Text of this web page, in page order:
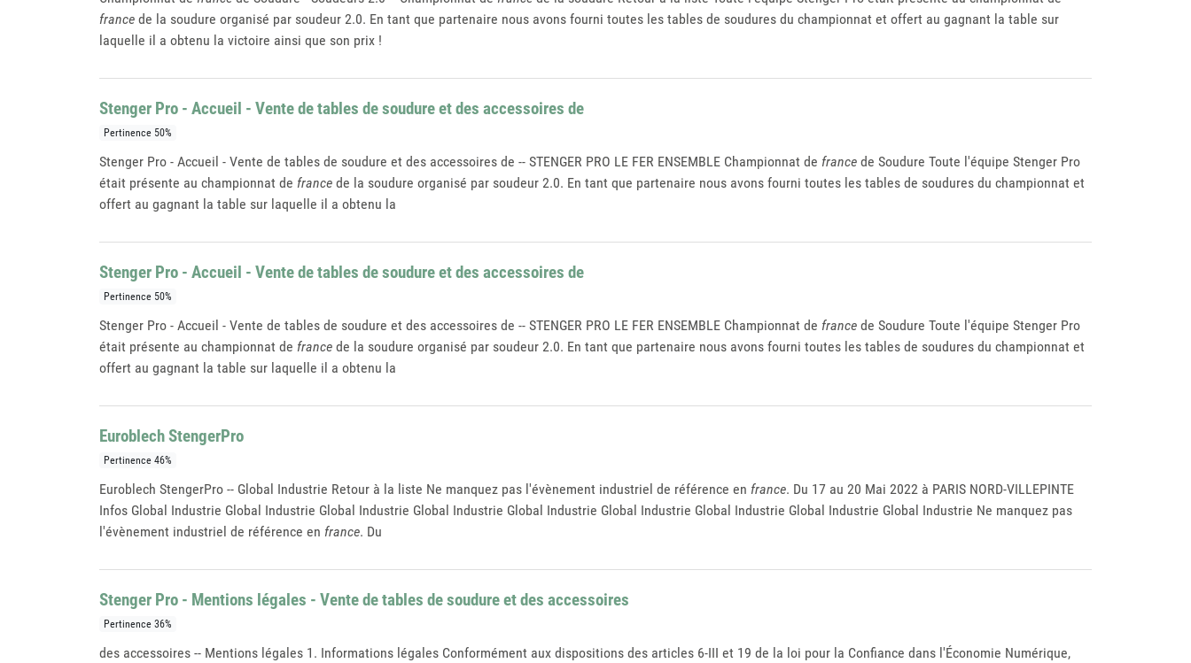
france de la soudure organisé par soudeur 2.0. En tant que partenaire nous avons fourni toutes les tables de soudures du championnat et offert au gagnant la table sur
laquelle il a obtenu la victoire ainsi que son prix !
Stenger Pro - Accueil - Vente de tables de soudure et des accessoires de
Pertinence 50%
Stenger Pro - Accueil - Vente de tables de soudure et des accessoires de -- STENGER PRO LE FER ENSEMBLE Championnat de france de Soudure Toute l'équipe Stenger Pro
était présente au championnat de france de la soudure organisé par soudeur 2.0. En tant que partenaire nous avons fourni toutes les tables de soudures du championnat et
offert au gagnant la table sur laquelle il a obtenu la
Stenger Pro - Accueil - Vente de tables de soudure et des accessoires de
Pertinence 50%
Stenger Pro - Accueil - Vente de tables de soudure et des accessoires de -- STENGER PRO LE FER ENSEMBLE Championnat de france de Soudure Toute l'équipe Stenger Pro
était présente au championnat de france de la soudure organisé par soudeur 2.0. En tant que partenaire nous avons fourni toutes les tables de soudures du championnat et
offert au gagnant la table sur laquelle il a obtenu la
Euroblech StengerPro
Pertinence 46%
Euroblech StengerPro -- Global Industrie Retour à la liste Ne manquez pas l'évènement industriel de référence en france. Du 17 au 20 Mai 2022 à PARIS NORD-VILLEPINTE
Infos Global Industrie Global Industrie Global Industrie Global Industrie Global Industrie Global Industrie Global Industrie Global Industrie Global Industrie Ne manquez pas
l'évènement industriel de référence en france. Du
Stenger Pro - Mentions légales - Vente de tables de soudure et des accessoires
Pertinence 36%
des accessoires -- Mentions légales 1. Informations légales Conformément aux dispositions des articles 6-III et 19 de la loi pour la Confiance dans l'Économie Numérique,